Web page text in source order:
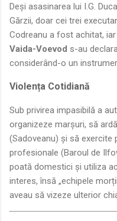
Deși asasinarea lui I.G.
Gărzii, doar cei trei
Codreanu a fost achitat,
Vaida-Voevod s-au
considerând-o un
Violența Cotidiană
Sub privirea impasibilă a
organizeze marșuri, să
(Sadoveanu) și să exercite
profesionale (Baroul de
poată domestici și utiliza
interes, însă „echipele
aveau să vizeze ulterior